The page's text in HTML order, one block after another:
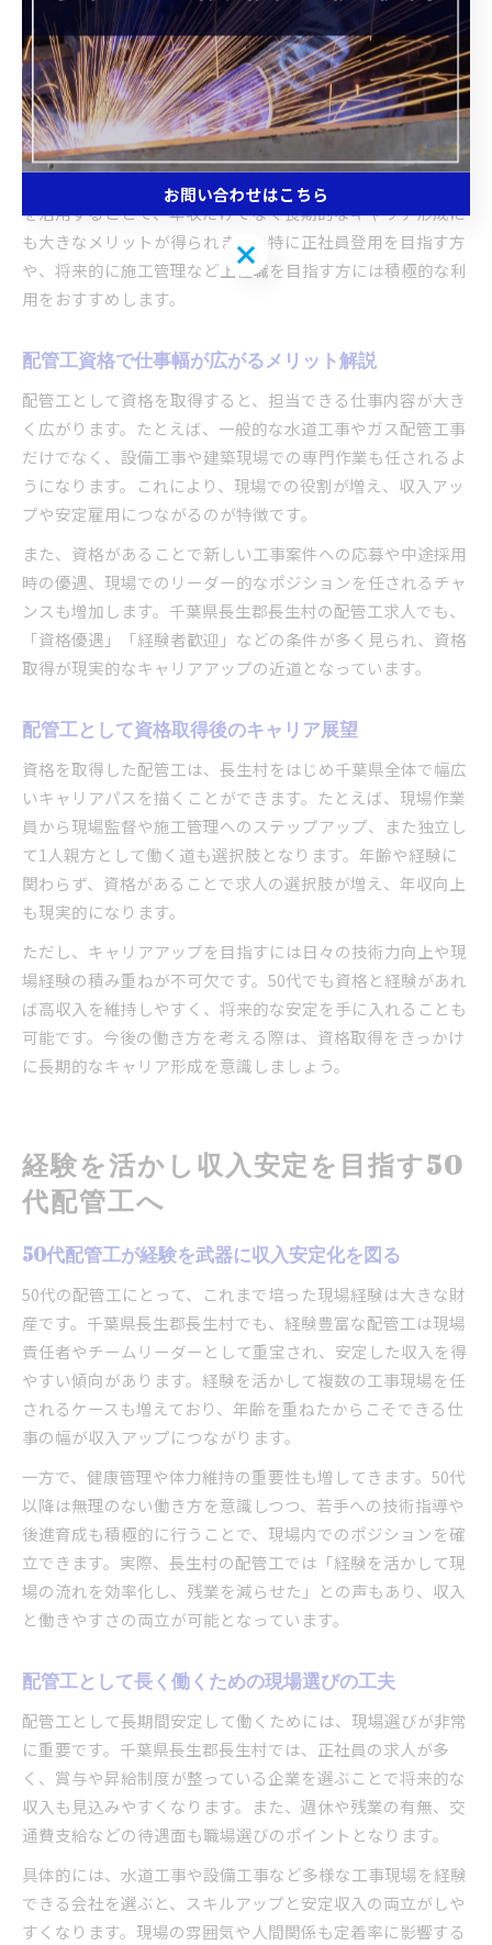
かる費用や受験料を負担し、働きながらスキルアップできる
仕組みです。実際にこの制度を活用した方からは、「現場経
験を積みながら無理なく資格を取得でき、昇給や賞与に結び
ついた」といった声が聞かれます。
資格支援制度を利用する際は、どの資格が対象か、受講や試
験日の調整が可能かを事前に確認することが大切です。制度
を活用することで、年収だけでなく長期的なキャリア形成に
も大きなメリットが得られます。特に正社員登用を目指す方
や、将来的に施工管理など上位職を目指す方には積極的な利
用をおすすめします。
配管工資格で仕事幅が広がるメリット解説
配管工として資格を取得すると、担当できる仕事内容が大き
く広がります。たとえば、一般的な水道工事やガス配管工事
だけでなく、設備工事や建築現場での専門作業も任されるよ
うになります。これにより、現場での役割が増え、収入アッ
プや安定雇用につながるのが特徴です。
また、資格があることで新しい工事案件への応募や中途採用
時の優遇、現場でのリーダー的なポジションを任されるチャ
ンスも増加します。千葉県長生郡長生村の配管工求人でも、
「資格優遇」「経験者歓迎」などの条件が多く見られ、資格
取得が現実的なキャリアアップの近道となっています。
配管工として資格取得後のキャリア展望
資格を取得した配管工は、長生村をはじめ千葉県全体で幅広
いキャリアパスを描くことができます。たとえば、現場作業
員から現場監督や施工管理へのステップアップ、また独立し
て1人親方として働く道も選択肢となります。年齢や経験に
関わらず、資格があることで求人の選択肢が増え、年収向上
も現実的になります。
ただし、キャリアアップを目指すには日々の技術力向上や現
場経験の積み重ねが不可欠です。50代でも資格と経験があれ
ば高収入を維持しやすく、将来的な安定を手に入れることも
可能です。今後の働き方を考える際は、資格取得をきっかけ
に長期的なキャリア形成を意識しましょう。
経験を活かし収入安定を目指す50
代配管工へ
50代配管工が経験を武器に収入安定化を図る
50代の配管工にとって、これまで培った現場経験は大きな財
産です。千葉県長生郡長生村でも、経験豊富な配管工は現場
責任者やチームリーダーとして重宝され、安定した収入を得
やすい傾向があります。経験を活かして複数の工事現場を任
されるケースも増えており、年齢を重ねたからこそできる仕
事の幅が収入アップにつながります。
一方で、健康管理や体力維持の重要性も増してきます。50代
以降は無理のない働き方を意識しつつ、若手への技術指導や
後進育成も積極的に行うことで、現場内でのポジションを確
立できます。実際、長生村の配管工では「経験を活かして現
場の流れを効率化し、残業を減らせた」との声もあり、収入
と働きやすさの両立が可能となっています。
配管工として長く働くための現場選びの工夫
配管工として長期間安定して働くためには、現場選びが非常
に重要です。千葉県長生郡長生村では、正社員の求人が多
く、賞与や昇給制度が整っている企業を選ぶことで将来的な
収入も見込みやすくなります。また、週休や残業の有無、交
通費支給などの待遇面も職場選びのポイントとなります。
具体的には、水道工事や設備工事など多様な工事現場を経験
できる会社を選ぶと、スキルアップと安定収入の両立がしや
すくなります。現場の雰囲気や人間関係も定着率に影響する
お問い合わせはこちら
お問い合わせはこちら